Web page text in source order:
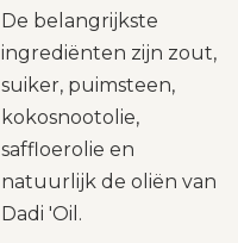
De belangrijkste
ingrediënten zijn zout,
suiker, puimsteen,
kokosnootolie,
saffloerolie en
natuurlijk de oliën van
Dadi 'Oil.